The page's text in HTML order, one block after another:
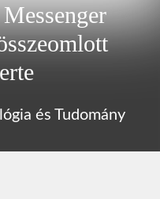
és Tudomány